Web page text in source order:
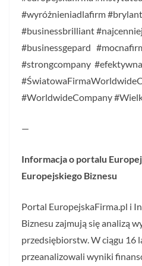
#wyróżnieniadlafirm
#businessbrilliant
#businessgepard
#strongcompany
#WorldwideCompany
—
Informacja o portalu
Europejskiego Biznesu
Portal EuropejskaFirma.pl i
Biznesu zajmują się analizą
przedsiębiorstw. W ciągu 16
przeanalizowali wyniki